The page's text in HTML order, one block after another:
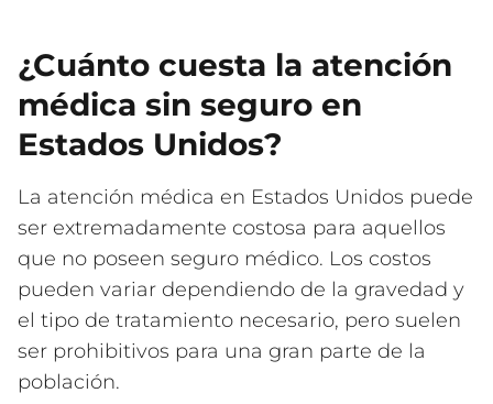
¿Cuánto cuesta la atención
médica sin seguro en
Estados Unidos?
La atención médica en Estados Unidos puede
ser extremadamente costosa para aquellos
que no poseen seguro médico. Los costos
pueden variar dependiendo de la gravedad y
el tipo de tratamiento necesario, pero suelen
ser prohibitivos para una gran parte de la
población.